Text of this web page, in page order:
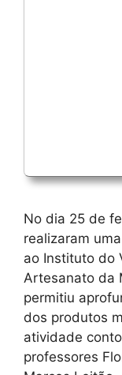
No dia 25 de
realizaram
ao Instituto do
Artesanato da
permitiu
dos produtos
atividade
professores